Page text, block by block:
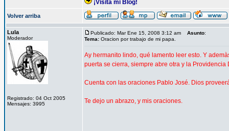
¡Visita mi Blog!
Volver arriba
Lula
Moderador
Registrado: 04 Oct 2005
Mensajes: 3995
Publicado: Mar Ene 15, 2008 3:12 am Asunto:
Tema: Oracion por trabajo de mi papa.
Ay hermanito lindo, qué lamento leer esto. Y
puerta se cierra, siempre abre otra y la Providencia
Cuenta con las oraciones Pablo José. Dios
Te dejo un abrazo, y mis oraciones.